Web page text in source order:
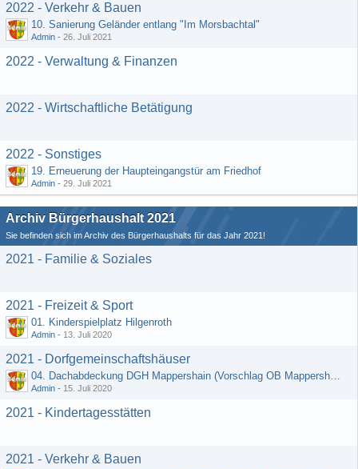
2022 - Verkehr & Bauen
10. Sanierung Geländer entlang "Im Morsbachtal"
Admin - 26. Juli 2021
2022 - Verwaltung & Finanzen
2022 - Wirtschaftliche Betätigung
2022 - Sonstiges
19. Erneuerung der Haupteingangstür am Friedhof
Admin - 29. Juli 2021
Archiv Bürgerhaushalt 2021
Sie befinden sich im Archiv des Bürgerhaushalts für das Jahr 2021!
2021 - Familie & Soziales
2021 - Freizeit & Sport
01. Kinderspielplatz Hilgenroth
Admin - 13. Juli 2020
2021 - Dorfgemeinschaftshäuser
04. Dachabdeckung DGH Mappershain (Vorschlag OB Mappershain vom 01.07.2020)
Admin - 15. Juli 2020
2021 - Kindertagesstätten
2021 - Verkehr & Bauen